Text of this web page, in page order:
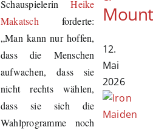
SchauspielerinHeike
Makatsch forderte:
„Man kann nur hoffen,
dass die Menschen
aufwachen, dass sie
nicht rechts wählen,
dass sie sich die
Wahlprogramme noch
12.
Mai
2026